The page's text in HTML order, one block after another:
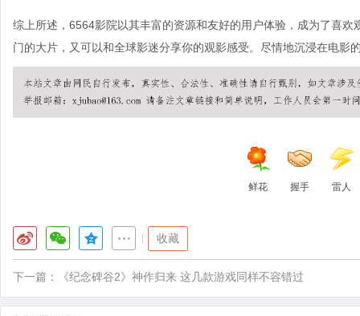
综上所述，6564影院以其丰富的资源和友好的用户体验，成为了喜
门的大片，又可以和全球影迷分享你的观影感受。尽情地沉浸在电影
鲜花 握手 雷人
收藏
下一篇： 《纪念碑谷2》神作归来 这几款游戏同样不容错过